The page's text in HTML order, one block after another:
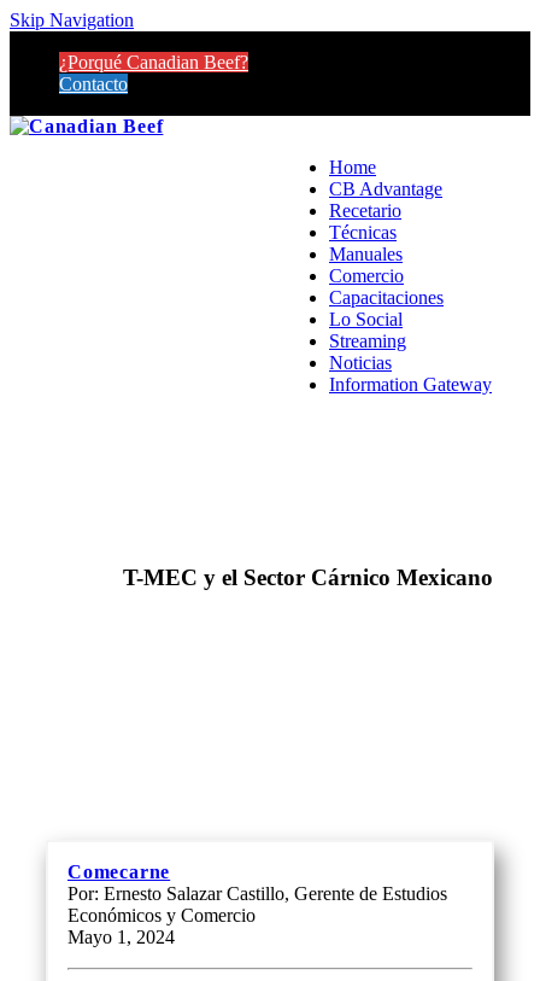
Skip Navigation
¿Porqué Canadian Beef?
Contacto
Home
CB Advantage
Recetario
Técnicas
Manuales
Comercio
Capacitaciones
Lo Social
Streaming
Noticias
Information Gateway
T-MEC y el Sector Cárnico Mexicano
Comecarne
Por: Ernesto Salazar Castillo, Gerente de Estudios
Económicos y Comercio
Mayo 1, 2024